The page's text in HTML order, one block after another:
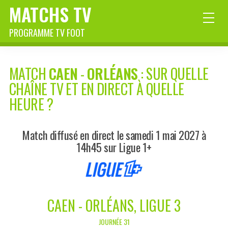
MATCHS TV
PROGRAMME TV FOOT
MATCHCAEN-ORLÉANS: SUR QUELLE
CHAÎNE TV ET EN DIRECT À QUELLE
HEURE ?
Match diffusé en direct le samedi 1 mai 2027 à
14h45 sur Ligue 1+
CAEN - ORLÉANS, LIGUE 3
JOURNÉE 31